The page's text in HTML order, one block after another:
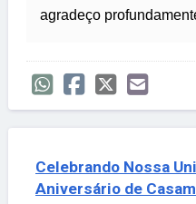
agradeço
Celebrando Nossa
Aniversário de